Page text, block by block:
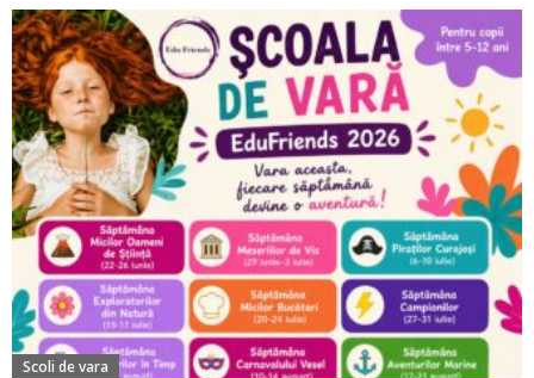
Scoli de vara